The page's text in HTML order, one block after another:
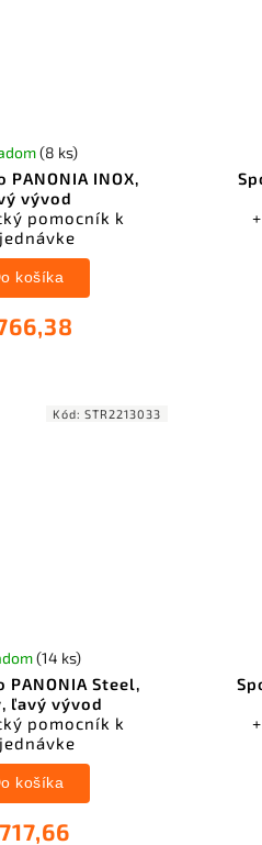
PANONIA INOX,
vývod
pomocník k
(8 ks)
košíka
PANONIA Steel,
ľavý vývod
pomocník k
(14 ks)
košíka
Kód:STR2213033